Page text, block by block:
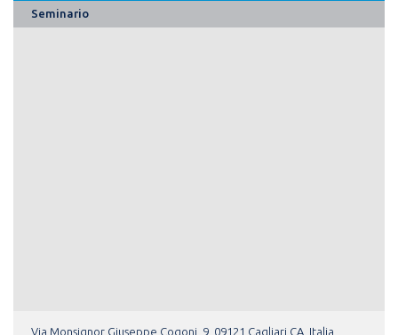
Seminario
Via Monsignor Giuseppe Cogoni, 9, 09121 Cagliari CA, Italia